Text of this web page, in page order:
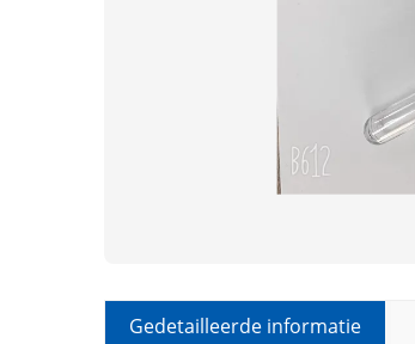
Gedetailleerde informatie